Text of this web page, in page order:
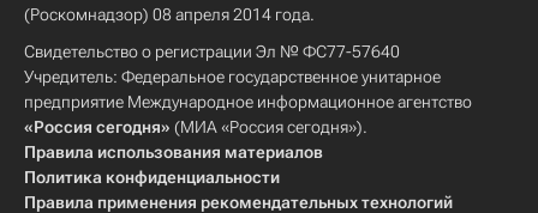
(Роскомнадзор) 08 апреля 2014 года.
Свидетельство о регистрации Эл № ФС77-57640
Учредитель: Федеральное государственное унитарное
предприятие Международное информационное агентство
«Россия сегодня» (МИА «Россия сегодня»).
Правила использования материалов
Политика конфиденциальности
Правила применения рекомендательных технологий